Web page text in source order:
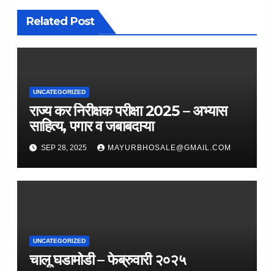
Related Post
UNCATEGORIZED
राज्य कर निरीक्षक परीक्षा 2025 – अभ्यास
साहित्य, पगार व जबाबदाऱ्या
SEP 28, 2025 MAYURBHOSALE@GMAIL.COM
UNCATEGORIZED
चालू घडामोडी – फेब्रुवारी २०२५